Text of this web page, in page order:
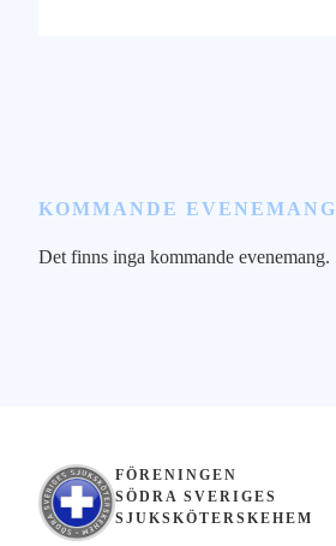
KOMMANDE EVENEMANG
N
Det finns inga kommande evenemang.
FÖRENINGEN
SÖDRA SVERIGES
SJUKSKÖTERSKEHEM